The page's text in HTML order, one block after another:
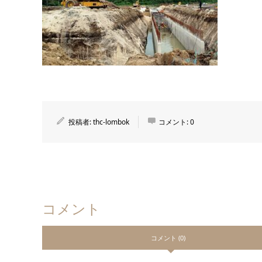
投稿者:thc-lombok コメント:0
コメント
コメント (0)